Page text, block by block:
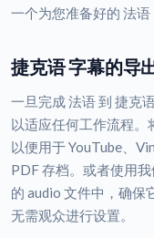
一个为您准备好的 法语
捷克语 字幕的导
一旦完成 法语 到 捷克
以适应任何工作流程。
以便用于 YouTube、
PDF 存档。或者使用
的 audio 文件中，确保
无需观众进行设置。